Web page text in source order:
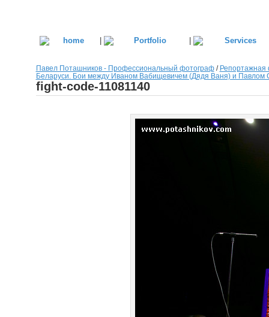
| |
Павел Поташников - Профессиональный фотограф/ Репортажная
Беларуси. Бои между Иваном Вабищевичем (Дядя Ваня) и
fight-code-11081140